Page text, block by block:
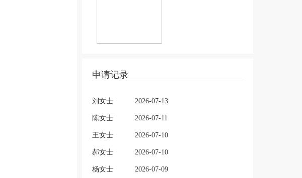
申请记录
刘女士 2026-07-13
陈女士 2026-07-11
王女士 2026-07-10
郝女士 2026-07-10
杨女士 2026-07-09